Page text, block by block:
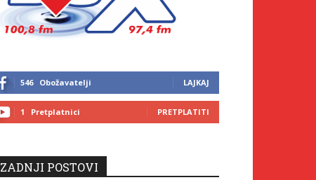
546 Obožavatelji LAJKAJ
1 Pretplatnici PRETPLATITI
ZADNJI POSTOVI